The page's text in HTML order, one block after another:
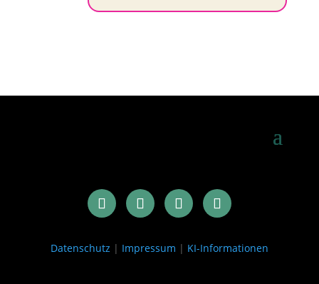
Datenschutz | Impressum | KI-Informationen